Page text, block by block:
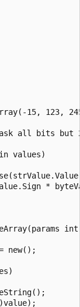
15, 123,
all bits but
values)
*
new();